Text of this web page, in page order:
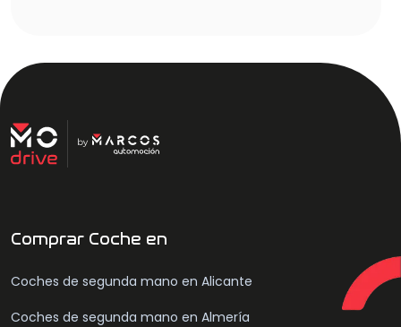
Comprar Coche en
Coches de segunda mano en Alicante
Coches de segunda mano en Almería